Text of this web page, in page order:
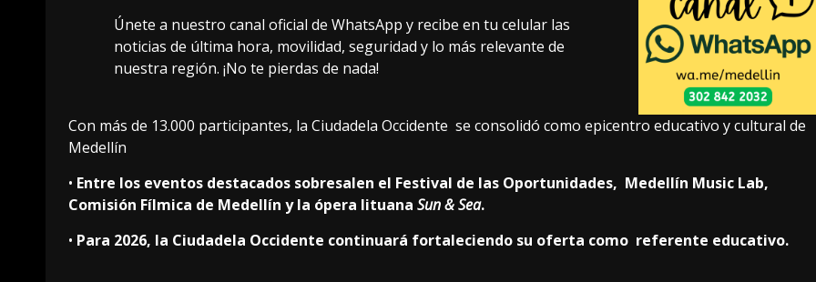
Únete a nuestro canal oficial de WhatsApp y recibe en tu celular las
noticias de última hora, movilidad, seguridad y lo más relevante de
nuestra región. ¡No te pierdas de nada!
Con más de 13.000 participantes, la Ciudadela Occidente se consolidó como epicentro educativo y cultural de
Medellín
• Entre los eventos destacados sobresalen el Festival de las Oportunidades, Medellín Music Lab,
Comisión Fílmica de Medellín y la ópera lituana Sun & Sea.
• Para 2026, la Ciudadela Occidente continuará fortaleciendo su oferta como referente educativo.